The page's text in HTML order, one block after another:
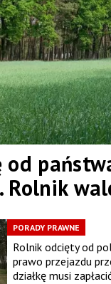
od
Rolnik
PORADY PRAWNE
Rolnik odcięty od
prawo przejazdu
działkę musi